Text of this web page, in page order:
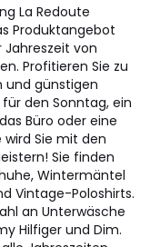
La Redoute
Produktangebot
Jahreszeit von
Profitieren Sie zu
und günstigen
den Sonntag, ein
Büro oder eine
wird Sie mit den
Sie finden
Wintermäntel
Vintage-Poloshirts.
an Unterwäsche
Hilfiger und Dim.